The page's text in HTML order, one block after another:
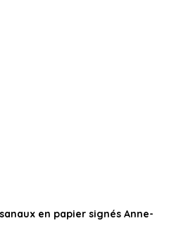
en papier signés Anne-